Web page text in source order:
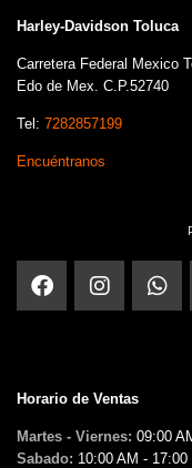
Harley-Davidson Toluca
Carretera Federal Mexico
Edo de Mex. C.P.52740
Tel: 7282857199
Encuéntranos
Horario de Ventas
Martes - Viernes: 09:00
Sabado: 10:00 AM - 17:00